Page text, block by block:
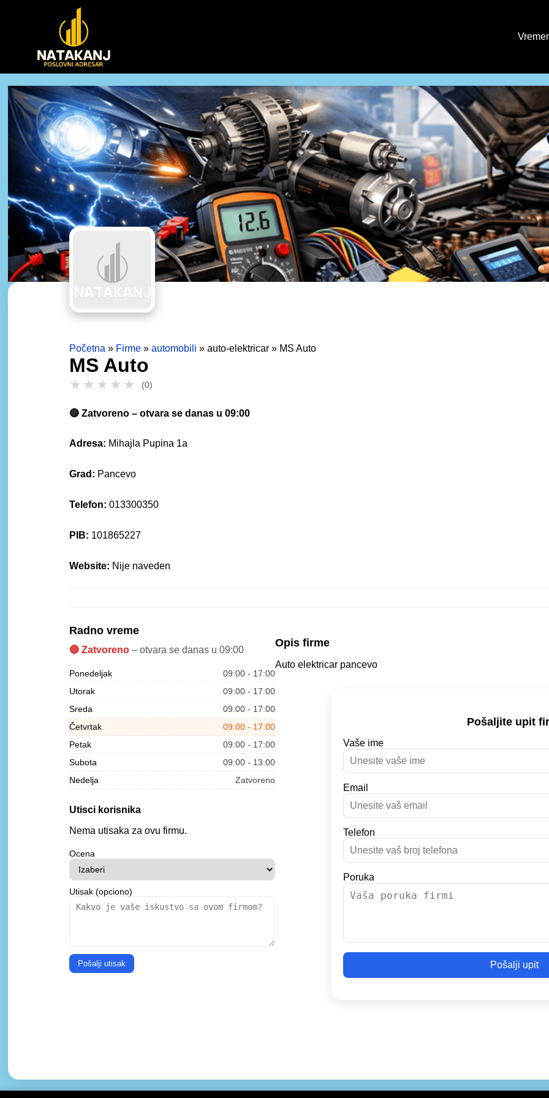
Početna » Firme »automobili » auto-elektricar » MS Auto
MS Auto
★ ★ ★ ★ ★ (0)
🔴 Zatvoreno – otvara se danas u 09:00
Adresa: Mihajla Pupina 1a
Grad: Pancevo
Telefon: 013300350
PIB: 101865227
Website: Nije naveden
Radno vreme
🔴 Zatvoreno – otvara se danas u 09:00
Ponedeljak
09:00 - 17:00
Utorak
09:00 - 17:00
Sreda
09:00 - 17:00
Četvrtak
09:00 - 17:00
Petak
09:00 - 17:00
Subota
09:00 - 13:00
Nedelja
Zatvoreno
Utisci korisnika
Nema utisaka za ovu firmu.
Ocena
Utisak (opciono)
Pošalji utisak
Opis firme
Auto elektricar pancevo
Pošaljite upit
Vaše ime
Email
Telefon
Poruka
Pošalji upit